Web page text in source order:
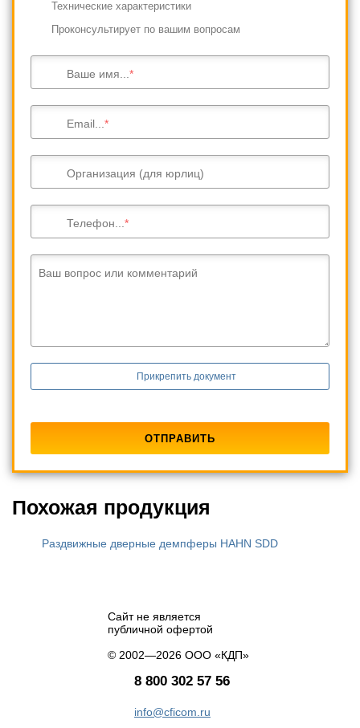
Технические характеристики
Проконсультирует по вашим вопросам
Ваше имя...
Email...
Организация (для юрлиц)
Телефон...
Ваш вопрос или комментарий
Прикрепить документ
Похожая продукция
Раздвижные дверные демпферы HAHN SDD
Сайт не является
публичной офертой
© 2002—2026 ООО «КДП»
8 800 302 57 56
info@cficom.ru